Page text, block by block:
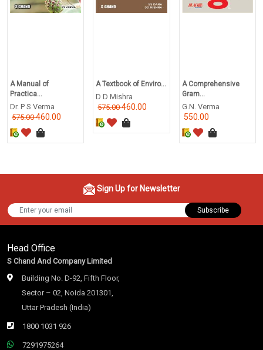
A Manual of
Practica...
Dr. P S Verma
575.00460.00
A Textbook of Enviro...
D D Mishra
575.00460.00
A Comprehensive
Gram...
G.N. Verma
550.00
Sign Up for Newsletter
Subscribe
Head Office
S Chand And Company Limited
Building No. D-92, Fifth Floor,
Sector – 02, Noida 201301,
Uttar Pradesh (India)
1800 1031 926
7291975264